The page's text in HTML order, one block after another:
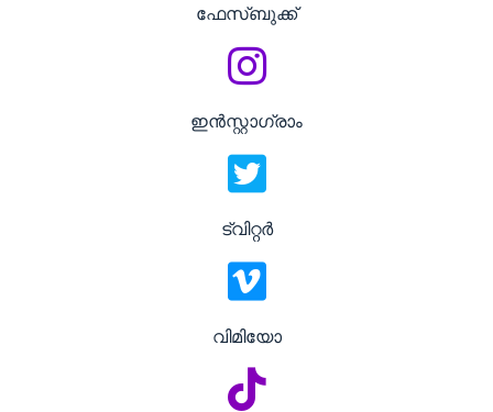
ഫേസ്ബുക്ക്
ഇൻസ്റ്റാഗ്രാം
ട്വിറ്റർ
വിമിയോ